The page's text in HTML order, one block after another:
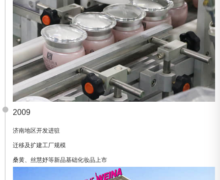
2009
济南地区开发进驻
迁移及扩建工厂规模
桑黄、丝慧妤等新品基础化妆品上市